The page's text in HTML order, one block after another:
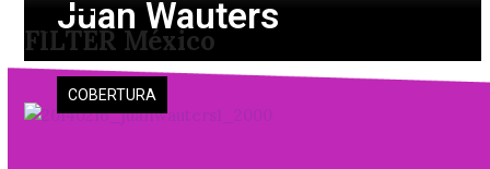
content
FILTER México
Open
mobile
menu
Close
mobile
menu
COBERTURA
Juan Wauters